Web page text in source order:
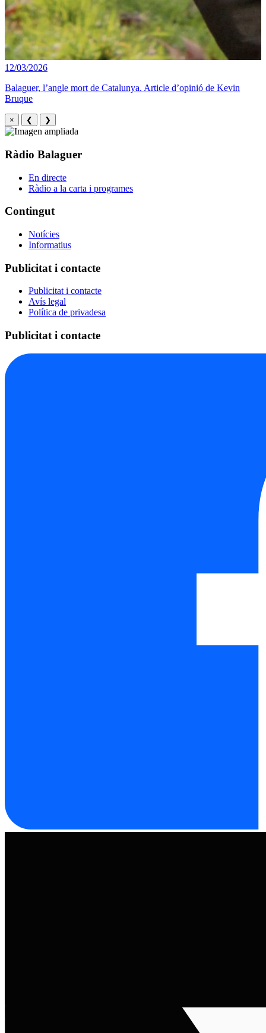
12/03/2026
Balaguer, l’angle mort de Catalunya. Article d’opinió de Kevin
Bruque
× ❮ ❯
Ràdio Balaguer
En directe
Ràdio a la carta i programes
Contingut
Notícies
Informatius
Publicitat i contacte
Publicitat i contacte
Avís legal
Política de privadesa
Publicitat i contacte